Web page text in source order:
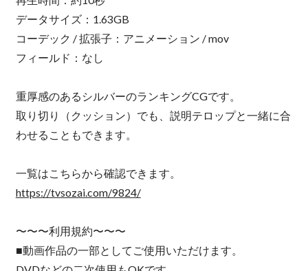
データサイズ：1.63GB
コーデック / 拡張子：アニメーション / mov
フィールド：なし
重厚感のあるシルバーのランキングCGです。
取り切り（クッション）でも、説明テロップと一緒に合
わせることもできます。
一覧はこちらから確認できます。
https://tvsozai.com/9824/
〜〜〜利用規約〜〜〜
■動画作品の一部としてご使用いただけます。